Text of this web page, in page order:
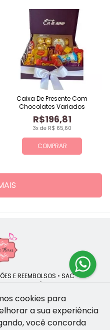
COMPRAR
3x de R$ 65,60
R$196,81
Caixa De Presente Com
Chocolates Variados
E REEMBOLSOS • SAC
POLÍTICA DE COOKIES
47.335.418/0001-13
cookies para
a sua experiência
você concorda